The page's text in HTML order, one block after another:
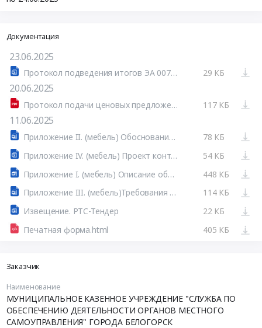
Документация
23.06.2025
Протокол подведения итогов ЭА 0071 (8 заявок).docx 29 КБ
20.06.2025
Протокол подачи ценовых предложений.pdf 117 КБ
11.06.2025
Приложение II. (мебель) Обоснование НМЦК..doc
78 КБ
Приложение IV. (мебель) Проект контракта.docx
54 КБ
Приложение I. (мебель) Описание объекта закупки.docx
448 КБ
Приложение III. (мебель)Требования к составу аукционной заявки и инструкция.doc
114 КБ
Извещение. РТС-Тендер
22 КБ
Печатная форма.html
405 КБ
Заказчик
Наименование
МУНИЦИПАЛЬНОЕ КАЗЕННОЕ УЧРЕЖДЕНИЕ "СЛУЖБА ПО
ОБЕСПЕЧЕНИЮ ДЕЯТЕЛЬНОСТИ ОРГАНОВ МЕСТНОГО
САМОУПРАВЛЕНИЯ" ГОРОДА БЕЛОГОРСК